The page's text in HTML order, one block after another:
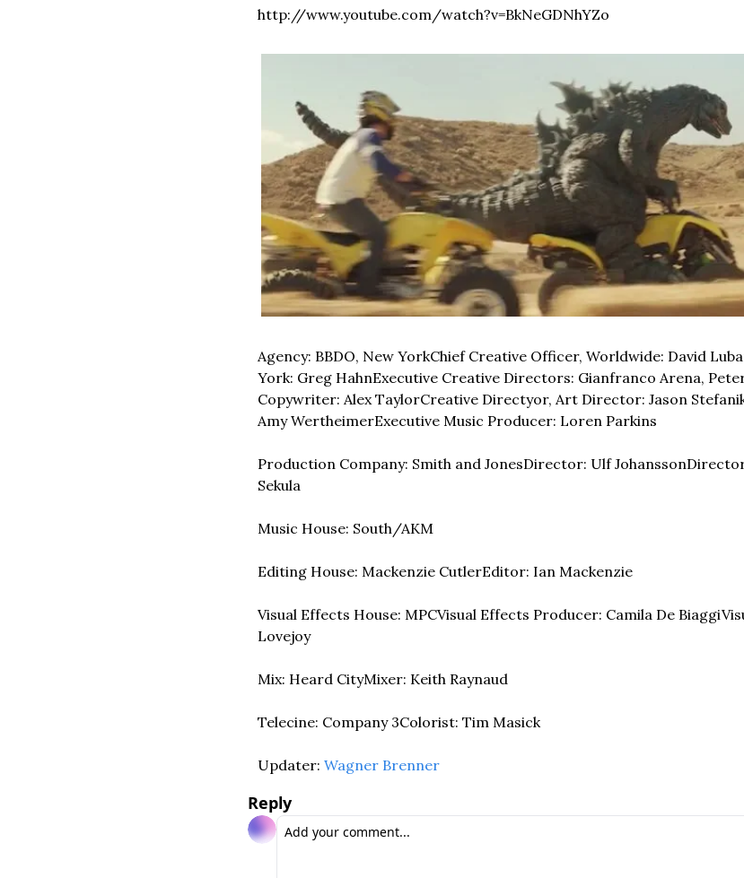
http://www.youtube.com/watch?v=BkNeGDNhYZo
Agency: BBDO, New YorkChief Creative Officer, Worldwide: David
York: Greg HahnExecutive Creative Directors: Gianfranco Arena,
Copywriter: Alex TaylorCreative Directyor, Art Director: Jason
Amy WertheimerExecutive Music Producer: Loren Parkins
Production Company: Smith and JonesDirector: Ulf Johansson
Sekula
Music House: South/AKM
Editing House: Mackenzie CutlerEditor: Ian Mackenzie
Visual Effects House: MPCVisual Effects Producer: Camila De Biaggi
Lovejoy
Mix: Heard CityMixer: Keith Raynaud
Telecine: Company 3Colorist: Tim Masick
Updater: Wagner Brenner
Reply